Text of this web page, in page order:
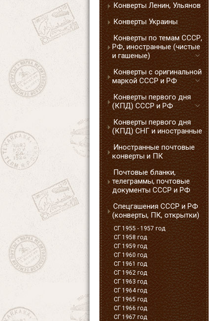
Конверты Ленин, Ульянов
Конверты Украины
Конверты по темам СССР,
РФ, иностранные (чистые
и гашеные)
Конверты с оригинальной
маркой СССР и РФ
Конверты первого дня
(КПД) СССР и РФ
Конверты первого дня
(КПД) СНГ и иностранные
Иностранные почтовые
конверты и ПК
Почтовые бланки,
телеграммы, почтовые
документы СССР и РФ
Спецгашения СССР и РФ
(конверты, ПК, открытки)
СГ 1955 - 1957 год
СГ 1958 год
СГ 1959 год
СГ 1960 год
СГ 1961 год
СГ 1962 год
СГ 1963 год
СГ 1964 год
СГ 1965 год
СГ 1966 год
СГ 1967 год